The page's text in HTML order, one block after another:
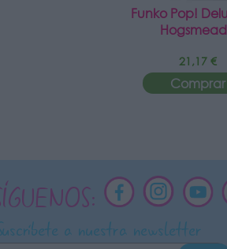
Funko Pop!
21,17 €
Comprar
a nuestra newsletter